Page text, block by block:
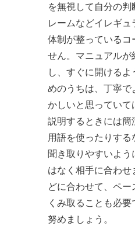
を無視して自分の
レームなどイレギ
体制が整っているコ
せん。マニュアル
し、すぐに開ける
めのうちは、丁寧
かしいと思っていて
説明するときには
用語を使ったりす
聞き取りやすいよ
はなく相手に合わ
どに合わせて、ペ
くみ取ることも必
努めましょう。